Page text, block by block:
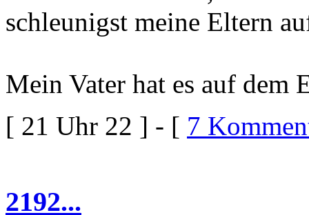
schleunigst meine Eltern
Mein Vater hat es auf dem
[ 21 Uhr 22 ] - [ 7
2192...